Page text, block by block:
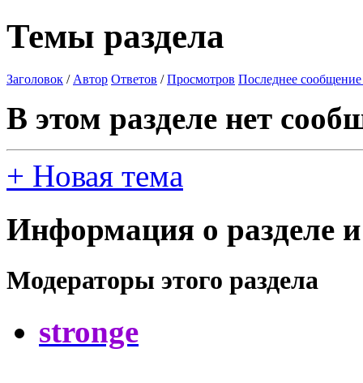
Темы раздела
Заголовок / Автор Ответов /Просмотров Последнее сообщение
В этом разделе нет
+ Новая тема
Информация о разделе
Модераторы этого раздела
stronge